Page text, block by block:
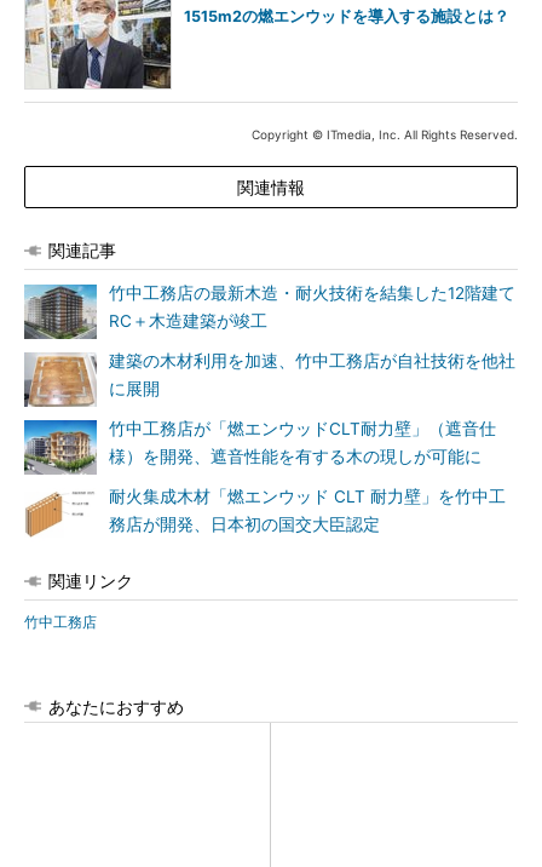
1515m2の燃エンウッドを導入する施設とは？
Copyright © ITmedia, Inc. All Rights Reserved.
関連情報
関連記事
竹中工務店の最新木造・耐火技術を結集した12階建て
RC＋木造建築が竣工
建築の木材利用を加速、竹中工務店が自社技術を他社
に展開
竹中工務店が「燃エンウッドCLT耐力壁」（遮音仕
様）を開発、遮音性能を有する木の現しが可能に
耐火集成木材「燃エンウッド CLT 耐力壁」を竹中工
務店が開発、日本初の国交大臣認定
関連リンク
竹中工務店
あなたにおすすめ